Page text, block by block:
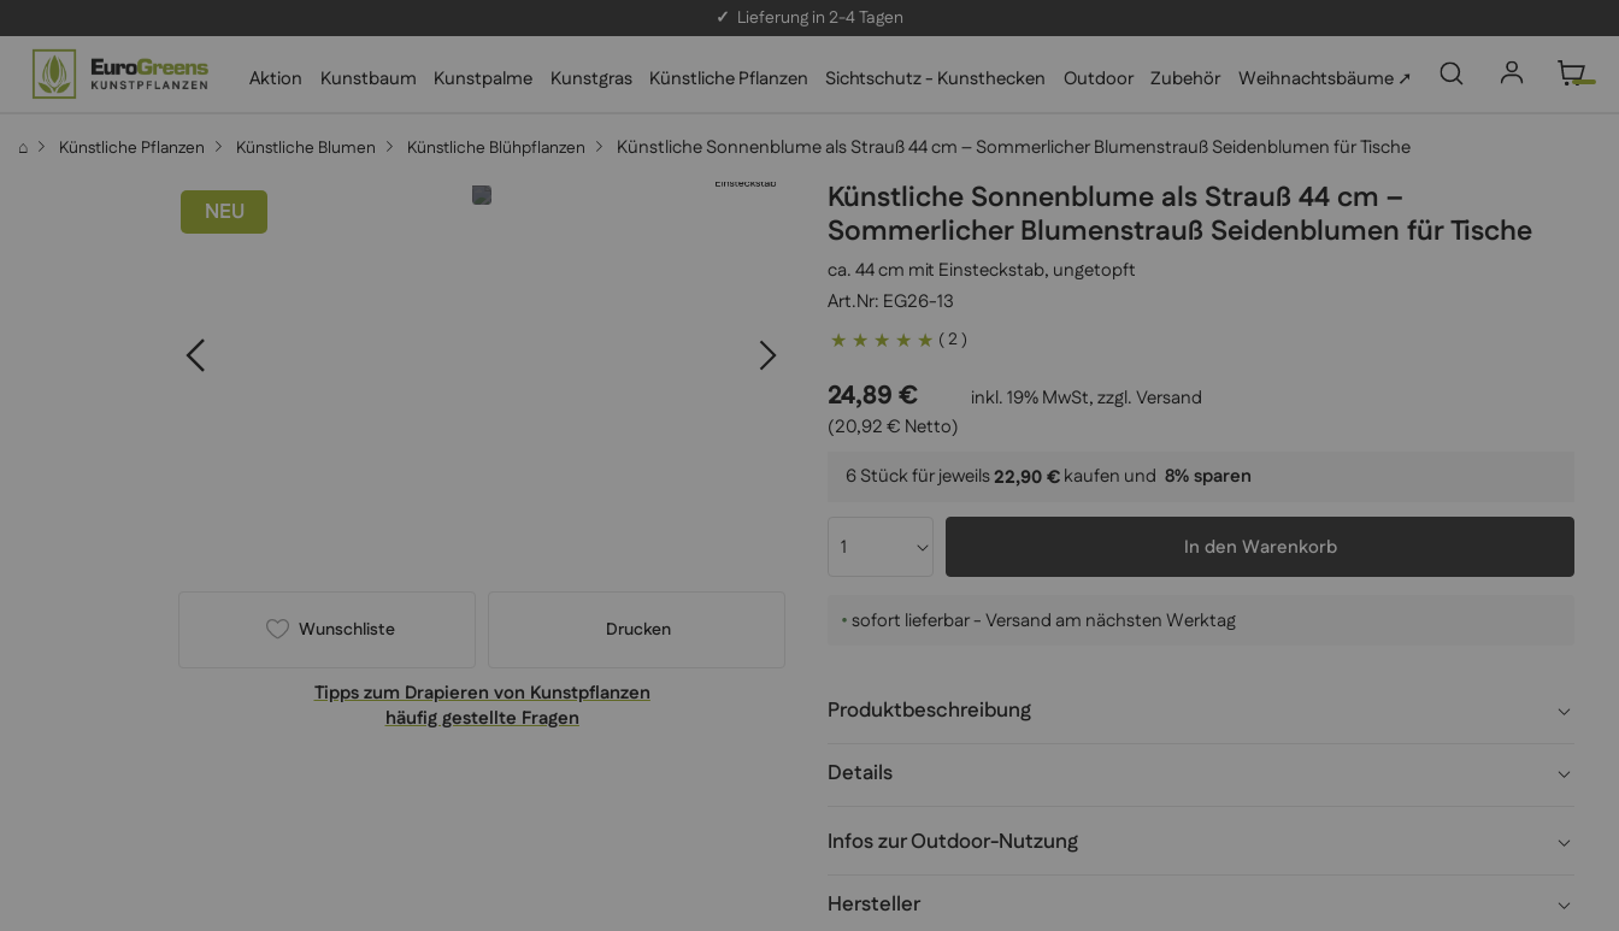
✓ Lieferung in 2-4 Tagen
Aktion Kunstbaum Kunstpalme Kunstgras Künstliche Pflanzen Sichtschutz - Kunsthecken Outdoor Zubehör Weihnachtsbäume ➚
⌂ Künstliche Pflanzen Künstliche Blumen Künstliche Blühpflanzen Künstliche Sonnenblume als Strauß 44 cm – Sommerlicher Blumenstrauß Seidenblumen für Tische
NEU
Wunschliste Drucken
Tipps zum Drapieren von Kunstpflanzen
häufig gestellte Fragen
Künstliche Sonnenblume als Strauß 44 cm –
Sommerlicher Blumenstrauß Seidenblumen für Tische
ca. 44 cm mit Einsteckstab, ungetopft
EG26-13
Bewertung:
( 2 )
24,89 €
(20,92 € Netto)
inkl. 19% MwSt, zzgl.Versand
6 Stück für jeweils22,90 €kaufen und 8% sparen
In den Warenkorb
•sofort lieferbar - Versand am nächsten Werktag
Produktbeschreibung
Details
Infos zur Outdoor-Nutzung
Hersteller